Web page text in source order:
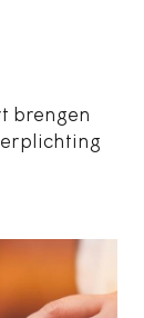
brengen